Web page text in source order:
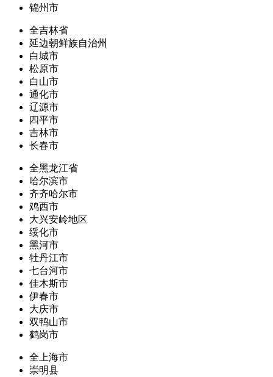
锦州市
全吉林省
延边朝鲜族自治州
白城市
松原市
白山市
通化市
辽源市
四平市
吉林市
长春市
全黑龙江省
哈尔滨市
齐齐哈尔市
鸡西市
大兴安岭地区
绥化市
黑河市
牡丹江市
七台河市
佳木斯市
伊春市
大庆市
双鸭山市
鹤岗市
全上海市
崇明县